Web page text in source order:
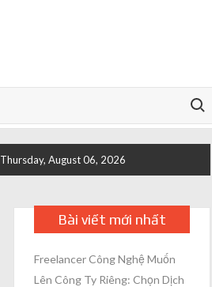
Thursday, August 06, 2026
Bài viết mới nhất
Freelancer Công Nghệ Muốn
Lên Công Ty Riêng: Chọn Dịch